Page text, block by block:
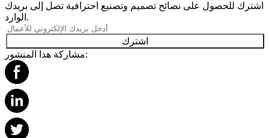
اشترك للحصول على نصائح تصميم وتصنيع احترافية تصل إلى بريدك
الوارد.
اشترك
مشاركة هذا المنشور: